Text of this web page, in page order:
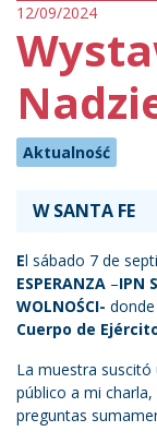
12/09/2024
Aktualność
W SANTA FE
El sábado 7 de
ESPERANZA –IPN
WOLNOŚCI-
Cuerpo de
La muestra
público a mi
preguntas